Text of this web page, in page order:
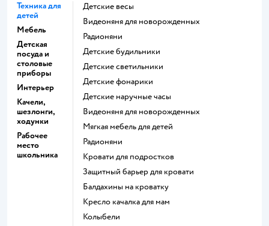
Техника для
детей
Мебель
Детская
посуда и
столовые
приборы
Интерьер
Качели,
шезлонги,
ходунки
Рабочее
место
школьника
Детские весы
Видеоняня для новорожденных
Радионяни
Детские будильники
Детские светильники
Детские фонарики
Детские наручные часы
Видеоняня для новорожденных
Мягкая мебель для детей
Радионяни
Кровати для подростков
Защитный барьер для кровати
Балдахины на кроватку
Кресло качалка для мам
Колыбели